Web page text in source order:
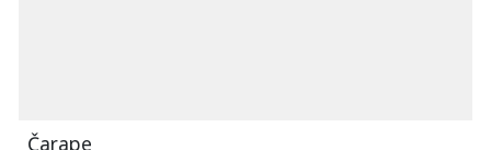
Čarape